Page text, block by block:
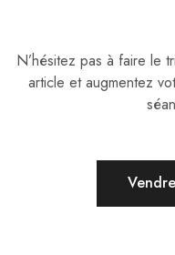
N’hésitez pas à faire le
article et augmentez